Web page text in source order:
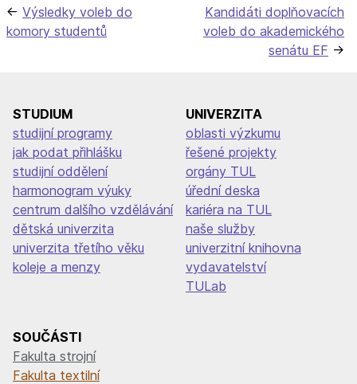
Navigace
pro
Výsledky voleb do
komory studentů
Kandidáti doplňovacích
voleb do akademického
senátu EF
STUDIUM
studijní programy
jak podat přihlášku
studijní oddělení
harmonogram výuky
centrum dalšího vzdělávání
dětská univerzita
univerzita třetího věku
koleje a menzy
UNIVERZITA
oblasti výzkumu
řešené projekty
orgány TUL
úřední deska
kariéra na TUL
naše služby
univerzitní knihovna
vydavatelství
TULab
SOUČÁSTI
Fakulta strojní
Fakulta textilní